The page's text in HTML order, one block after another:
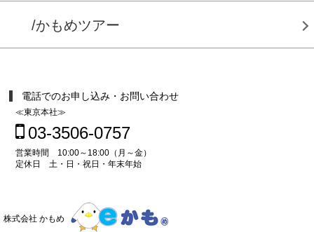
/かもめツアー
電話でのお申し込み・お問い合わせ
≪東京本社≫
03-3506-0757
営業時間 10:00～18:00（月～金）
定休日 土・日・祝日・年末年始
株式会社 かもめ